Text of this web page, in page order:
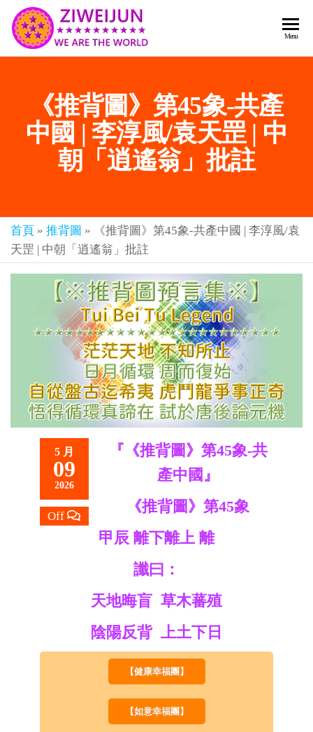
紫薇
《推
背
圖》
預
紫薇
君寰
宇傳
奇官
網
世
主
樂
章-
人
人
彌
賽
個
個
都
是
救
世
主
Menu
《推背圖》第45象-共產
中國 | 李淳風/袁天罡 | 中
朝「逍遙翁」批註
首頁 » 推背圖 »
《推背圖》第45象-共產中國 | 李淳風/袁
天罡 | 中朝「逍遙翁」批註
5 月
09
2026
Off
『《推背圖》第45象-共
產中國』
《推背圖》第45象
甲辰 離下離上 離
讖曰：
天地晦盲 草木蕃殖
陰陽反背 上土下日
【健康幸福團】
【如意幸福團】